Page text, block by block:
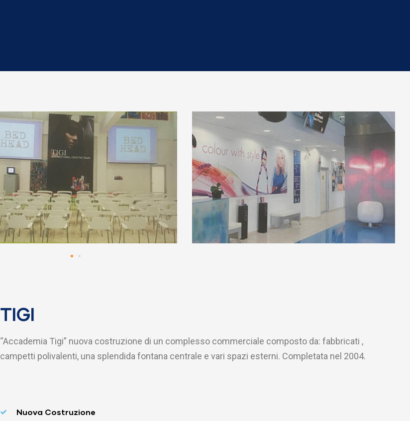
TIGI
“Accademia Tigi” nuova costruzione di un complesso commerciale composto da: fabbricati ,
campetti polivalenti, una splendida fontana centrale e vari spazi esterni. Completata nel 2004.
Nuova Costruzione